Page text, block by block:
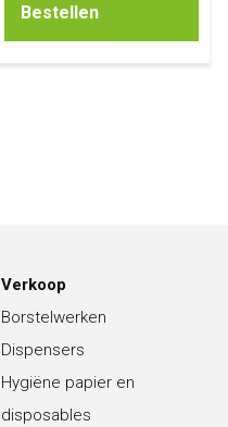
Bestellen
Verkoop
Borstelwerken
Dispensers
Hygiëne papier en
disposables